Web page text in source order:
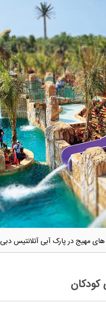
مهیج در پارک آبی آتلانتیس دبی
کودکان